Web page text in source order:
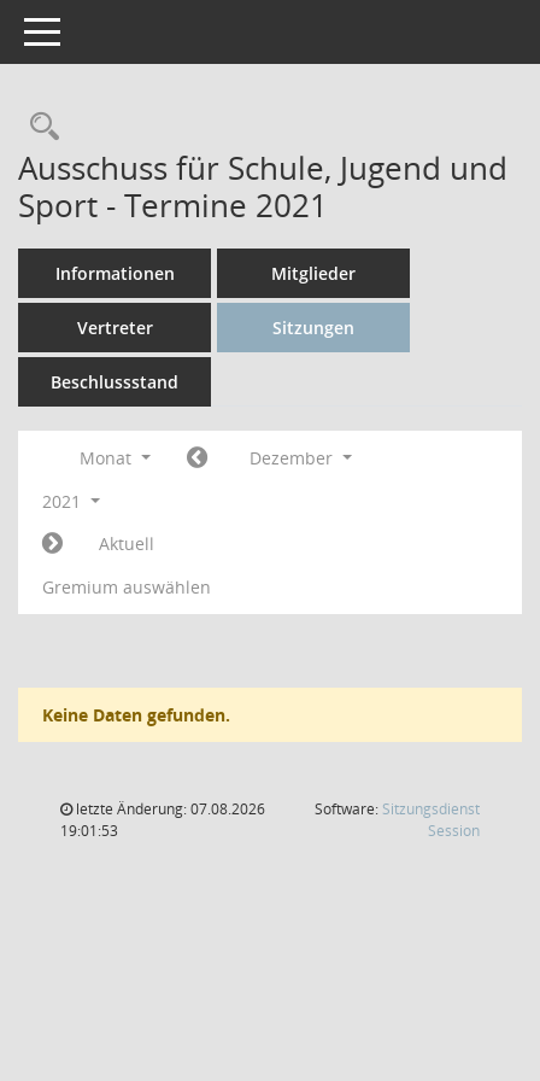
Toggle navigation
Rechercheauswahl
Ausschuss für Schule, Jugend und
Sport - Termine 2021
Informationen Mitglieder
Vertreter Sitzungen
Beschlussstand
Monat
Dezember
2021
Aktuell
Gremium auswählen
Keine Daten gefunden.
letzte Änderung: 07.08.2026
19:01:53
Software: Sitzungsdienst
Session(Wird in